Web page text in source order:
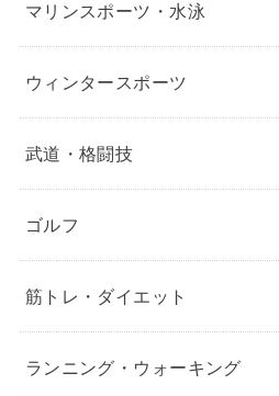
マリンスポーツ・水泳
ウィンタースポーツ
武道・格闘技
ゴルフ
筋トレ・ダイエット
ランニング・ウォーキング